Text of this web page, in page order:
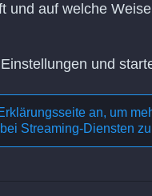
und auf welche
und
an, um
Streaming-Diensten